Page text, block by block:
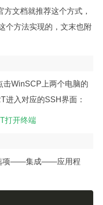
文档就推荐这个方式，
个方法实现的，文末也附
击WinSCP上两个电脑的
进入对应的SSH界面：
项——集成——应用程